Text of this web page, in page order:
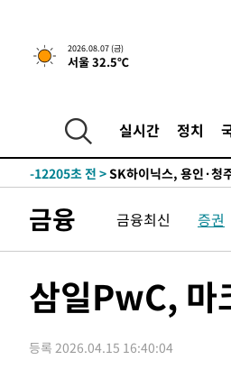
2026.08.07 (금)
서울 32.5℃
실시간 정치
운드는 임시"
-16001초 전 >"낮 기온 소폭 하락"…
갈 수도
-13899초 전 >
낮 최고 37도 찜통더
SK하이닉스, 용인·청
응"
-9061초 전 > 여자배구 이재영·이다
-8048초 전 >
[속보]코스닥, 2.86포
-8001초 전 >[속보]코스피, 6200선
-7981초 전 >
[속보]원·달러 환율,
-7870초 전 > [속보] 노원서 40.1도
-3833초 전 >외신들도 주목한 韓축구
금융 금융최신 증권
삼일PwC, 마
등록 2026.04.15 16:40:04